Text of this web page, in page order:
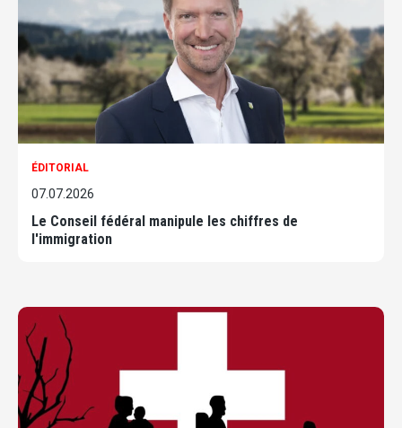
ÉDITORIAL
07.07.2026
Le Conseil fédéral manipule les chiffres de
l'immigration